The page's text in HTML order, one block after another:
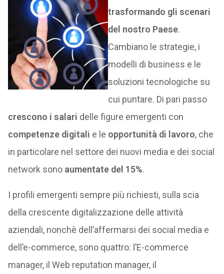
trasformando gli scenari
del nostro Paese.
Cambiano le strategie, i
modelli di business e le
soluzioni tecnologiche su
cui puntare. Di pari passo
crescono i salari delle figure emergenti con
competenze digitali e le opportunità di lavoro, che
in particolare nel settore dei nuovi media e dei social
network sono aumentate del 15%.
I profili emergenti sempre più richiesti, sulla scia
della crescente digitalizzazione delle attività
aziendali, nonchè dell’affermarsi dei social media e
dell’e-commerce, sono quattro: l’E-commerce
manager, il Web reputation manager, il